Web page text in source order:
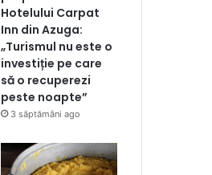
Hotelului Carpat
Inn din Azuga:
„Turismul nu este o
investiție pe care
să o recuperezi
peste noapte”
3 săptămâni ago